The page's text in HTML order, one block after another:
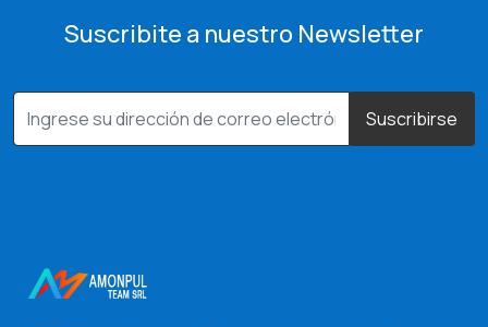
Suscribite a nuestro Newsletter
Suscribirse